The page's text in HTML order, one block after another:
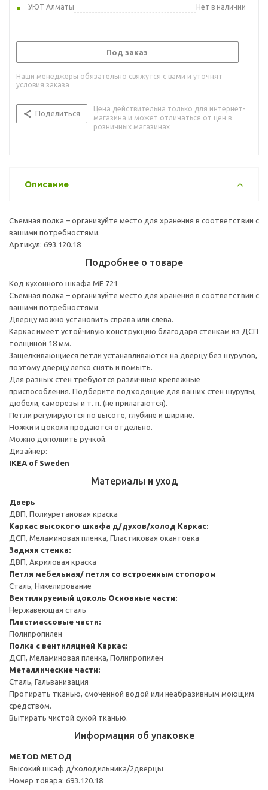
УЮТ Алматы
Нет в наличии
Под заказ
Наши менеджеры обязательно свяжутся с вами и уточнят
условия заказа
Поделиться
Цена действительна только для интернет-
магазина и может отличаться от цен в
розничных магазинах
Описание
Съемная полка – организуйте место для хранения в соответствии с
вашими потребностями.
Артикул: 693.120.18
Подробнее о товаре
Код кухонного шкафа ME 721
Съемная полка – организуйте место для хранения в соответствии с
вашими потребностями.
Дверцу можно установить справа или слева.
Каркас имеет устойчивую конструкцию благодаря стенкам из ДСП
толщиной 18 мм.
Защелкивающиеся петли устанавливаются на дверцу без шурупов,
поэтому дверцу легко снять и помыть.
Для разных стен требуются различные крепежные
приспособления. Подберите подходящие для ваших стен шурупы,
дюбели, саморезы и т. п. (не прилагаются).
Петли регулируются по высоте, глубине и ширине.
Ножки и цоколи продаются отдельно.
Можно дополнить ручкой.
Дизайнер:
IKEA of Sweden
Материалы и уход
Дверь
ДВП, Полиуретановая краска
Каркас высокого шкафа д/духов/холод Каркас:
ДСП, Меламиновая пленка, Пластиковая окантовка
Задняя стенка:
ДВП, Акриловая краска
Петля мебельная/ петля со встроенным стопором
Сталь, Никелирование
Вентилируемый цоколь Основные части:
Нержавеющая сталь
Пластмассовые части:
Полипропилен
Полка с вентиляцией Каркас:
ДСП, Меламиновая пленка, Полипропилен
Металлические части:
Сталь, Гальванизация
Протирать тканью, смоченной водой или неабразивным моющим
средством.
Вытирать чистой сухой тканью.
Информация об упаковке
METOD МЕТОД
Высокий шкаф д/холодильника/2дверцы
Номер товара: 693.120.18